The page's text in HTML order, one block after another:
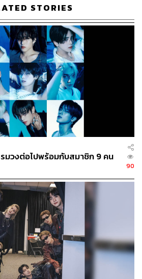
THE AUTHOR
พ์ คำภีร์
เขียนกองบรรณาธิการคัลเจอร์ สำนักข่าว
STANDARD
STORIES
รมวงต่อไปพร้อมกับสมาชิก 9 คน
90